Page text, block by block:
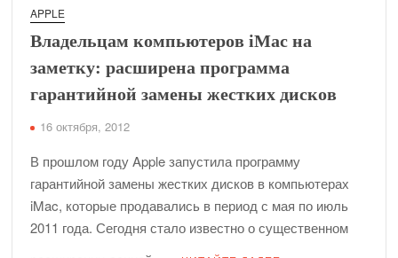
APPLE
Владельцам компьютеров iMac на
заметку: расширена программа
гарантийной замены жестких дисков
16 октября, 2012
В прошлом году Apple запустила программу
гарантийной замены жестких дисков в компьютерах
iMac, которые продавались в период с мая по июль
2011 года. Сегодня стало известно о существенном